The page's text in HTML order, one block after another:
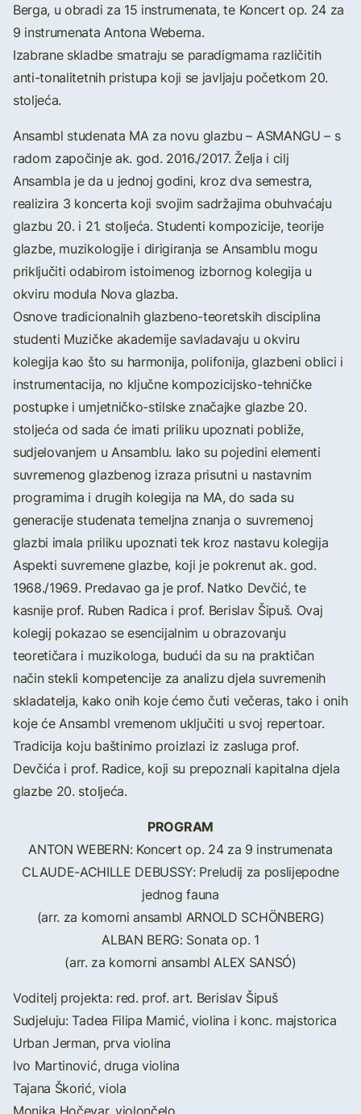
Berga, u obradi za 15 instrumenata, te Koncert op. 24 za
9 instrumenata Antona Weberna.
Izabrane skladbe smatraju se paradigmama različitih
anti-tonalitetnih pristupa koji se javljaju početkom 20.
stoljeća.
Ansambl studenata MA za novu glazbu – ASMANGU – s
radom započinje ak. god. 2016./2017. Želja i cilj
Ansambla je da u jednoj godini, kroz dva semestra,
realizira 3 koncerta koji svojim sadržajima obuhvaćaju
glazbu 20. i 21. stoljeća. Studenti kompozicije, teorije
glazbe, muzikologije i dirigiranja se Ansamblu mogu
priključiti odabirom istoimenog izbornog kolegija u
okviru modula Nova glazba.
Osnove tradicionalnih glazbeno-teoretskih disciplina
studenti Muzičke akademije savladavaju u okviru
kolegija kao što su harmonija, polifonija, glazbeni oblici i
instrumentacija, no ključne kompozicijsko-tehničke
postupke i umjetničko-stilske značajke glazbe 20.
stoljeća od sada će imati priliku upoznati pobliže,
sudjelovanjem u Ansamblu. Iako su pojedini elementi
suvremenog glazbenog izraza prisutni u nastavnim
programima i drugih kolegija na MA, do sada su
generacije studenata temeljna znanja o suvremenoj
glazbi imala priliku upoznati tek kroz nastavu kolegija
Aspekti suvremene glazbe, koji je pokrenut ak. god.
1968./1969. Predavao ga je prof. Natko Devčić, te
kasnije prof. Ruben Radica i prof. Berislav Šipuš. Ovaj
kolegij pokazao se esencijalnim u obrazovanju
teoretičara i muzikologa, budući da su na praktičan
način stekli kompetencije za analizu djela suvremenih
skladatelja, kako onih koje ćemo čuti večeras, tako i onih
koje će Ansambl vremenom uključiti u svoj repertoar.
Tradicija koju baštinimo proizlazi iz zasluga prof.
Devčića i prof. Radice, koji su prepoznali kapitalna djela
glazbe 20. stoljeća.
PROGRAM
ANTON WEBERN: Koncert op. 24 za 9 instrumenata
CLAUDE-ACHILLE DEBUSSY: Preludij za poslijepodne
jednog fauna
(arr. za komorni ansambl ARNOLD SCHÖNBERG)
ALBAN BERG: Sonata op. 1
(arr. za komorni ansambl ALEX SANSÓ)
Voditelj projekta: red. prof. art. Berislav Šipuš
Sudjeluju: Tadea Filipa Mamić, violina i konc. majstorica
Urban Jerman, prva violina
Ivo Martinović, druga violina
Tajana Škorić, viola